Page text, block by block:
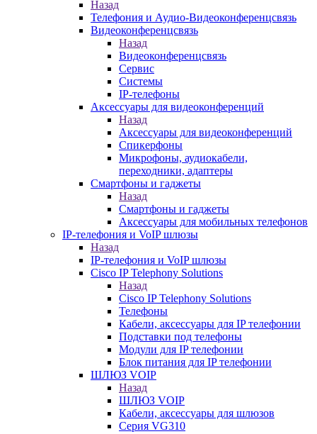
Назад
Телефония и Аудио-Видеоконференцсвязь
Видеоконференцсвязь
Назад
Видеоконференцсвязь
Сервис
Системы
IP-телефоны
Аксессуары для видеоконференций
Назад
Аксессуары для видеоконференций
Спикерфоны
Микрофоны, аудиокабели,
переходники, адаптеры
Смартфоны и гаджеты
Назад
Смартфоны и гаджеты
Аксессуары для мобильных телефонов
IP-телефония и VoIP шлюзы
Назад
IP-телефония и VoIP шлюзы
Cisco IP Telephony Solutions
Назад
Cisco IP Telephony Solutions
Телефоны
Кабели, аксессуары для IP телефонии
Подставки под телефоны
Модули для IP телефонии
Блок питания для IP телефонии
ШЛЮЗ VOIP
Назад
ШЛЮЗ VOIP
Кабели, аксессуары для шлюзов
Серия VG310